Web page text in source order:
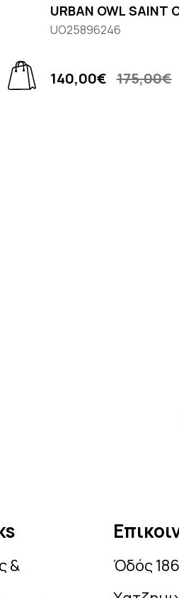
URBAN OWL SAINT
UO25896246
140,00€ 175,00€
&
Όδός